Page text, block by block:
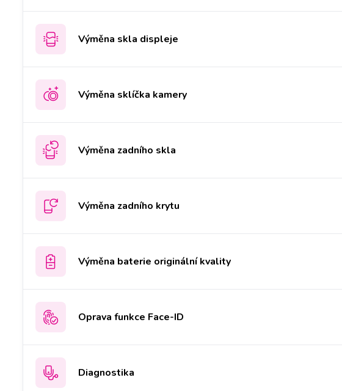
Výměna skla displeje
Výměna sklíčka kamery
Výměna zadního skla
Výměna zadního krytu
Výměna baterie originální kvality
Oprava funkce Face-ID
Diagnostika